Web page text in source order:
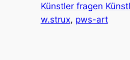
Künstler fragen
w.strux, pws-art